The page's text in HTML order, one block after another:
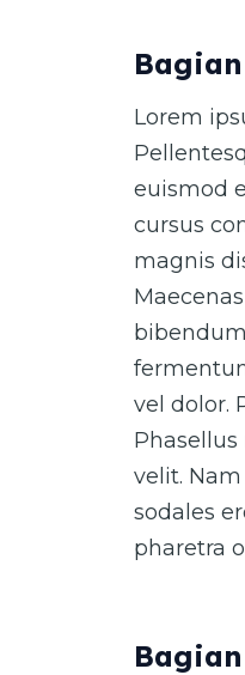
Lorem
euismod
cursus
magnis
vel dolor.
velit.
sodales
pharetra